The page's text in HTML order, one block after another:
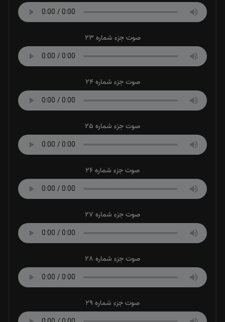
صوت جزء شماره 23
صوت جزء شماره 24
صوت جزء شماره 25
صوت جزء شماره 26
صوت جزء شماره 27
صوت جزء شماره 28
صوت جزء شماره 29